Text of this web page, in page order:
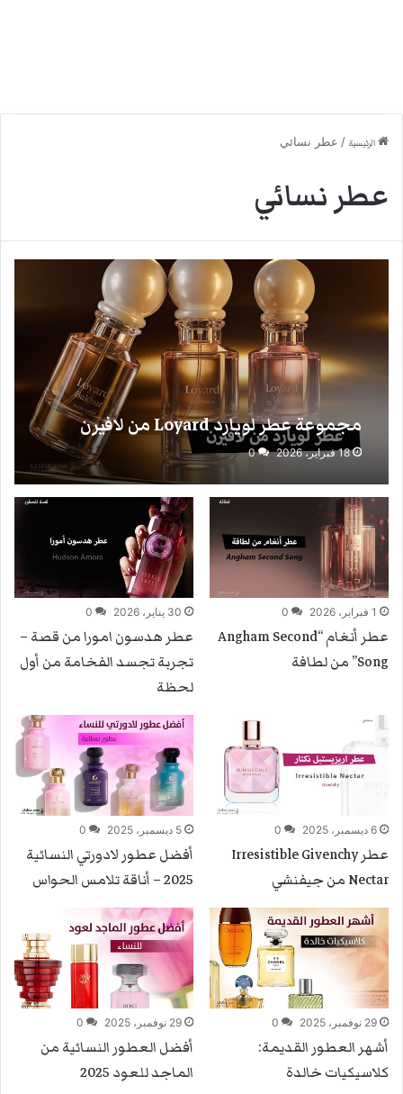
الرئيسية / عطر نسائي
عطر نسائي
مجموعة عطر لويارد Loyard من لافيرن
18 فبراير، 2026 0
1 فبراير، 2026 0
عطر أنغام “Angham Second
Song” من لطافة
30 يناير، 2026 0
عطر هدسون امورا من قصة –
تجربة تجسد الفخامة من أول
لحظة
6 ديسمبر، 2025 0
عطر Irresistible Givenchy
Nectar من جيفنشي
5 ديسمبر، 2025 0
أفضل عطور لادورتي النسائية
2025 – أناقة تلامس الحواس
29 نوفمبر، 2025 0
أشهر العطور القديمة:
كلاسيكيات خالدة
29 نوفمبر، 2025 0
أفضل العطور النسائية من
الماجد للعود 2025